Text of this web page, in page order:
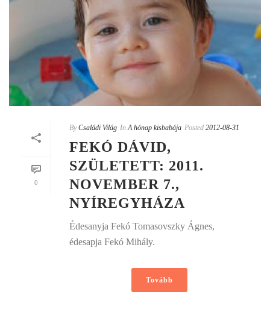
0
By Családi Világ In A hónap kisbabája Posted 2012-08-31
FEKÓ DÁVID,
SZÜLETETT: 2011.
NOVEMBER 7.,
NYÍREGYHÁZA
Édesanyja Fekó Tomasovszky Ágnes,
édesapja Fekó Mihály.
Tovább